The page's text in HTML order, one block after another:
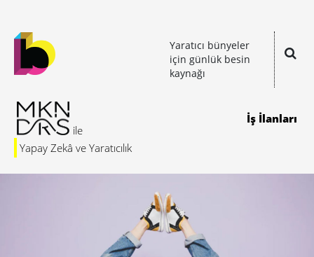
Yaratıcı bünyeler
için günlük besin
kaynağı
Yapay Zekâ ve Yaratıcılık
İş İlanları